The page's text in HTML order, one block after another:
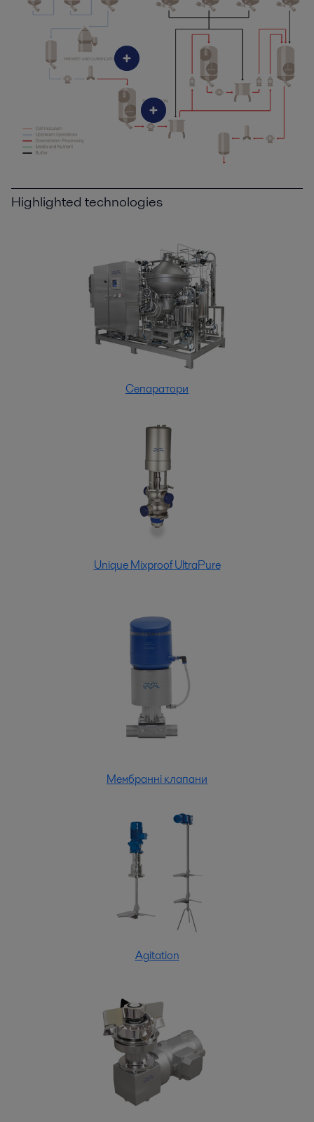
Highlighted technologies
Сепаратори
Unique Mixproof UltraPure
Мембранні клапани
Agitation